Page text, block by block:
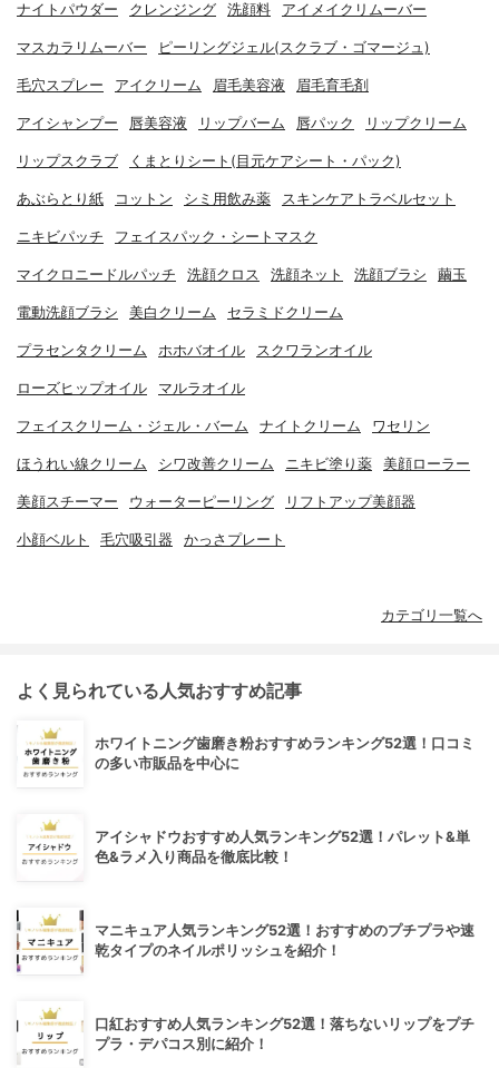
ナイトパウダー クレンジング 洗顔料 アイメイクリムーバー
マスカラリムーバー ピーリングジェル(スクラブ・ゴマージュ)
毛穴スプレー アイクリーム 眉毛美容液 眉毛育毛剤
アイシャンプー 唇美容液 リップバーム 唇パック リップクリーム
リップスクラブ くまとりシート(目元ケアシート・パック)
あぶらとり紙 コットン シミ用飲み薬 スキンケアトラベルセット
ニキビパッチ フェイスパック・シートマスク
マイクロニードルパッチ 洗顔クロス 洗顔ネット 洗顔ブラシ 繭玉
電動洗顔ブラシ 美白クリーム セラミドクリーム
プラセンタクリーム ホホバオイル スクワランオイル
ローズヒップオイル マルラオイル
フェイスクリーム・ジェル・バーム ナイトクリーム ワセリン
ほうれい線クリーム シワ改善クリーム ニキビ塗り薬 美顔ローラー
美顔スチーマー ウォーターピーリング リフトアップ美顔器
小顔ベルト 毛穴吸引器 かっさプレート
カテゴリ一覧へ
よく見られている人気おすすめ記事
ホワイトニング歯磨き粉おすすめランキング52選！口コミ
の多い市販品を中心に
アイシャドウおすすめ人気ランキング52選！パレット&単
色&ラメ入り商品を徹底比較！
マニキュア人気ランキング52選！おすすめのプチプラや速
乾タイプのネイルポリッシュを紹介！
口紅おすすめ人気ランキング52選！落ちないリップをプチ
プラ・デパコス別に紹介！